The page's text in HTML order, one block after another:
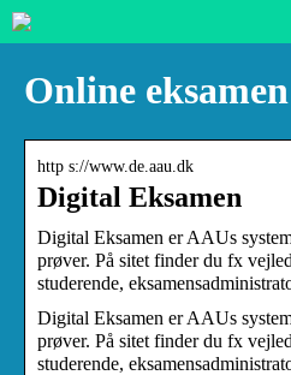
Online eksamen
http s://www.de.aau.dk
Digital Eksamen
Digital Eksamen er AAUs
prøver. På sitet finder du fx
studerende,
Digital Eksamen er AAUs
prøver. På sitet finder du fx
studerende,